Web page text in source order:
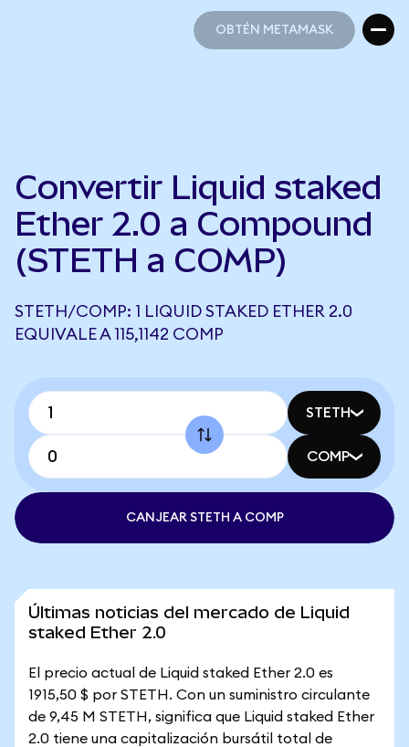
OBTÉN METAMASK
Convertir Liquid staked
Ether 2.0 a Compound
(STETH a COMP)
STETH/COMP: 1 LIQUID STAKED ETHER 2.0
EQUIVALE A 115,1142 COMP
STETH
COMP
CANJEAR STETH A COMP
Últimas noticias del mercado de Liquid
staked Ether 2.0
El precio actual de Liquid staked Ether 2.0 es
1915,50 $ por STETH. Con un suministro circulante
de 9,45 M STETH, significa que Liquid staked Ether
2.0 tiene una capitalización bursátil total de